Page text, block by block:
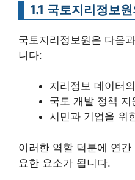
1.1 국토지리정보
국토지리정보원은 다음
니다:
지리정보 데이터
국토 개발 정책 지
시민과 기업을 위
이러한 역할 덕분에 연
요한 요소가 됩니다.